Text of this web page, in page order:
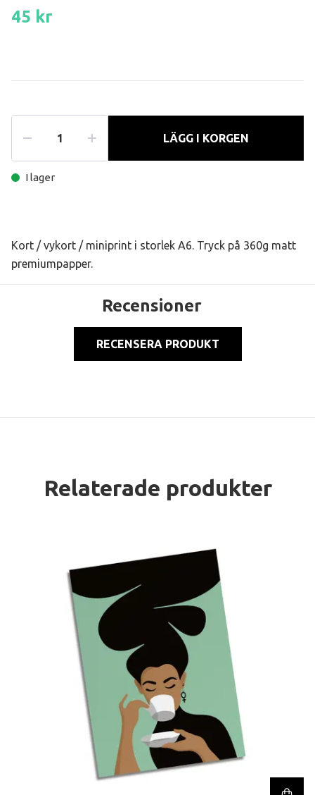
45 kr
LÄGG I KORGEN
I lager
Kort / vykort / miniprint i storlek A6. Tryck på 360g matt
premiumpapper.
Recensioner
RECENSERA PRODUKT
Relaterade produkter